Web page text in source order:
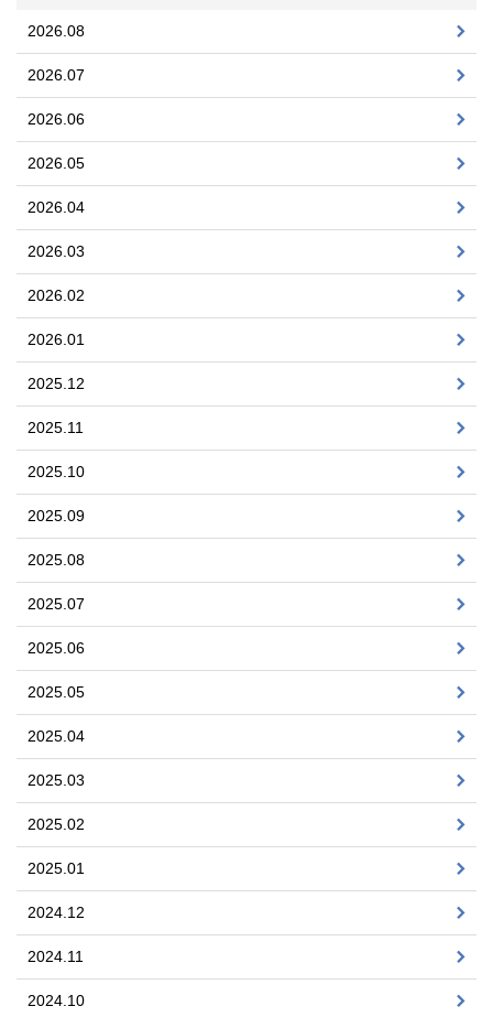
2026.08
2026.07
2026.06
2026.05
2026.04
2026.03
2026.02
2026.01
2025.12
2025.11
2025.10
2025.09
2025.08
2025.07
2025.06
2025.05
2025.04
2025.03
2025.02
2025.01
2024.12
2024.11
2024.10